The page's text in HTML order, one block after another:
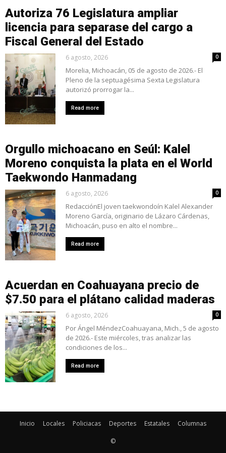
Autoriza 76 Legislatura ampliar
licencia para separase del cargo a
Fiscal General del Estado
6 agosto, 2026 0
Morelia, Michoacán, 05 de agosto de 2026.- El
Pleno de la septuagésima Sexta Legislatura
autorizó prorrogar la...
Read more
Orgullo michoacano en Seúl: Kalel
Moreno conquista la plata en el World
Taekwondo Hanmadang
6 agosto, 2026 0
RedacciónEl joven taekwondoín Kalel Alexander
Moreno García, originario de Lázaro Cárdenas,
Michoacán, puso en alto el nombre...
Read more
Acuerdan en Coahuayana precio de
$7.50 para el plátano calidad maderas
6 agosto, 2026 0
Por Ángel MéndezCoahuayana, Mich., 5 de agosto
de 2026.- Este miércoles, tras analizar las
condiciones de los...
Read more
Inicio Locales Policiacas Deportes Estatales Columnas
©